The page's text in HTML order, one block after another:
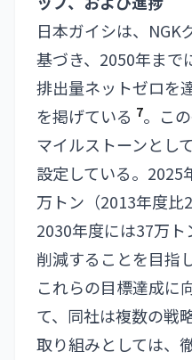
日本ガイシは、NGK
基づき、2050年まで
排出量ネットゼロを
を掲げている 7。こ
マイルストーンとし
設定している。2025
万トン（2013年度比
2030年度には37万
削減することを目指
これらの目標達成に
て、同社は複数の戦
取り組みとしては、